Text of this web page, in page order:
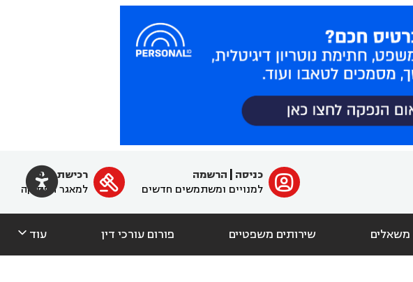
 ﱐ כניסה
הרשמה
למנויים ומשתמשים חדשים

רכישת מנוי
למאגר הפסיקה
משאלים שירותים משפטיים פורום עורכי דין עוד 